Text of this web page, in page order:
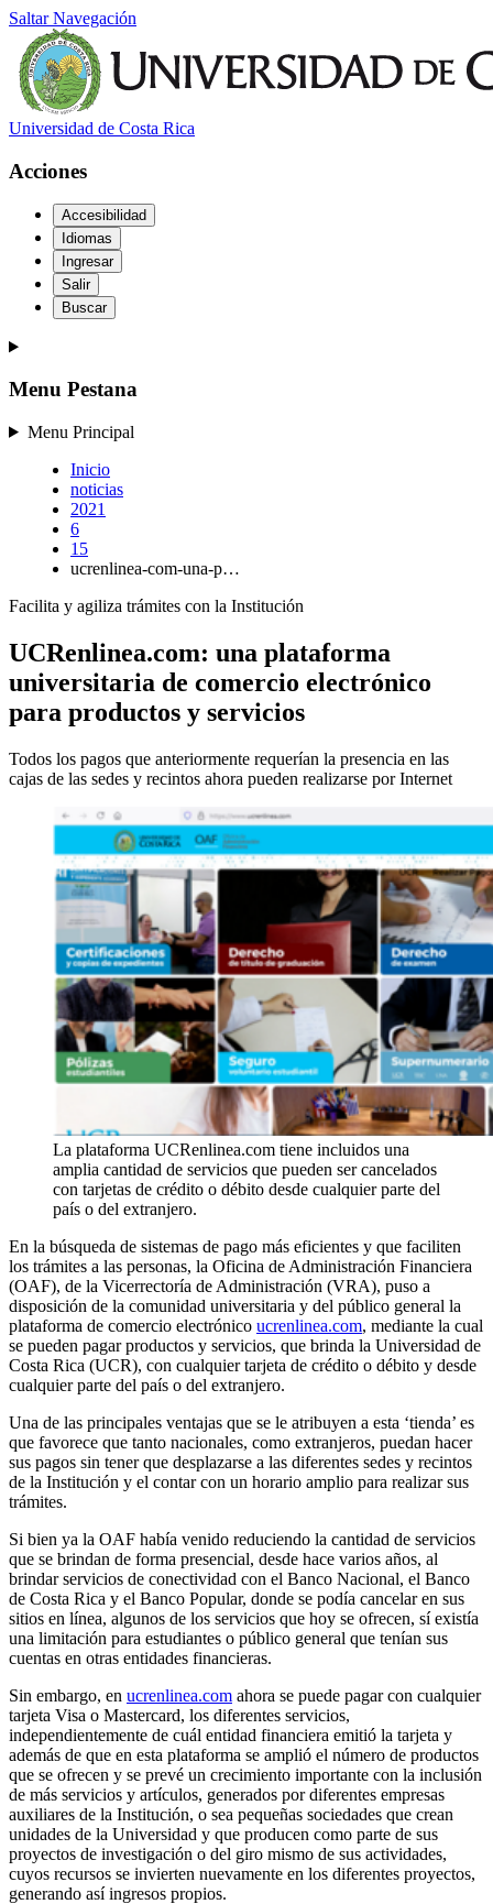
Saltar Navegación
Universidad de Costa Rica
Acciones
Accesibilidad
Idiomas
Ingresar
Salir
Buscar
Menu Pestana
Menu Principal
Inicio
noticias
2021
6
15
ucrenlinea-com-una-p…
Facilita y agiliza trámites con la Institución
UCRenlinea.com: una plataforma
universitaria de comercio electrónico
para productos y servicios
Todos los pagos que anteriormente requerían la presencia en las
cajas de las sedes y recintos ahora pueden realizarse por Internet
La plataforma UCRenlinea.com tiene incluidos una
amplia cantidad de servicios que pueden ser cancelados
con tarjetas de crédito o débito desde cualquier parte del
país o del extranjero.
En la búsqueda de sistemas de pago más eficientes y que faciliten
los trámites a las personas, la Oficina de Administración Financiera
(OAF), de la Vicerrectoría de Administración (VRA), puso a
disposición de la comunidad universitaria y del público general la
plataforma de comercio electrónico ucrenlinea.com, mediante la cual
se pueden pagar productos y servicios, que brinda la Universidad de
Costa Rica (UCR), con cualquier tarjeta de crédito o débito y desde
cualquier parte del país o del extranjero.
Una de las principales ventajas que se le atribuyen a esta ‘tienda’ es
que favorece que tanto nacionales, como extranjeros, puedan hacer
sus pagos sin tener que desplazarse a las diferentes sedes y recintos
de la Institución y el contar con un horario amplio para realizar sus
trámites.
Si bien ya la OAF había venido reduciendo la cantidad de servicios
que se brindan de forma presencial, desde hace varios años, al
brindar servicios de conectividad con el Banco Nacional, el Banco
de Costa Rica y el Banco Popular, donde se podía cancelar en sus
sitios en línea, algunos de los servicios que hoy se ofrecen, sí existía
una limitación para estudiantes o público general que tenían sus
cuentas en otras entidades financieras.
Sin embargo, en ucrenlinea.com ahora se puede pagar con cualquier
tarjeta Visa o Mastercard, los diferentes servicios,
independientemente de cuál entidad financiera emitió la tarjeta y
además de que en esta plataforma se amplió el número de productos
que se ofrecen y se prevé un crecimiento importante con la inclusión
de más servicios y artículos, generados por diferentes empresas
auxiliares de la Institución, o sea pequeñas sociedades que crean
unidades de la Universidad y que producen como parte de sus
proyectos de investigación o del giro mismo de sus actividades,
cuyos recursos se invierten nuevamente en los diferentes proyectos,
generando así ingresos propios.